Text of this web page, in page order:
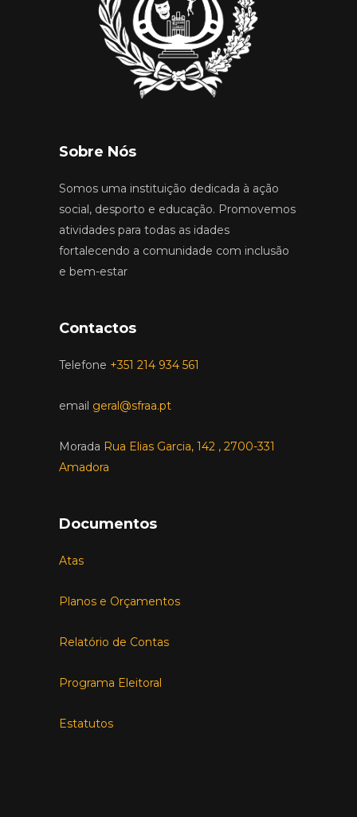
Sobre Nós
Somos uma instituição dedicada à ação
social, desporto e educação. Promovemos
atividades para todas as idades
fortalecendo a comunidade com inclusão
e bem-estar
Contactos
Telefone +351 214 934 561
email geral@sfraa.pt
Morada Rua Elias Garcia, 142 , 2700-331
Amadora
Documentos
Atas
Planos e Orçamentos
Relatório de Contas
Programa Eleitoral
Estatutos